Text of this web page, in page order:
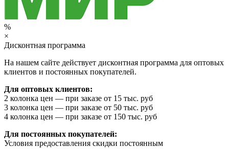
%
×
Дисконтная программа
На нашем сайте действует дисконтная программа для оптовых
клиентов и постоянных покупателей.
Для оптовых клиентов:
2 колонка цен — при заказе от 15 тыс. руб
3 колонка цен — при заказе от 50 тыс. руб
4 колонка цен — при заказе от 150 тыс. руб
Для постоянных покупателей:
Условия предоставления скидки постоянным